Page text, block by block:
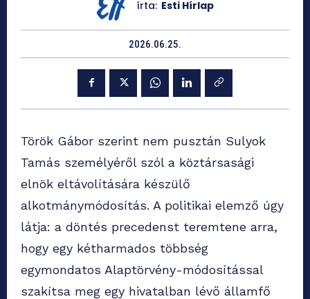
írta: Esti Hírlap
2026.06.25.
Török Gábor szerint nem pusztán Sulyok
Tamás személyéről szól a köztársasági
elnök eltávolítására készülő
alkotmánymódosítás. A politikai elemző úgy
látja: a döntés precedenst teremtene arra,
hogy egy kétharmados többség
egymondatos Alaptörvény-módosítással
szakítsa meg egy hivatalban lévő államfő